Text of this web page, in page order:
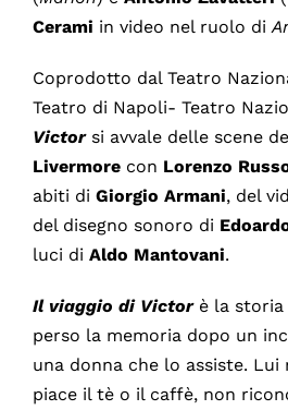
Cerami in video nel ruolo di
Coprodotto dal Teatro
Teatro di Napoli- Teatro
Victorsi avvale delle scene
Livermore con Lorenzo
abiti di Giorgio Armani, del
del disegno sonoro di
luci di Aldo Mantovani.
Il viaggio di Victorè la storia
perso la memoria dopo un
una donna che lo assiste. Lui
piace il tè o il caffè, non